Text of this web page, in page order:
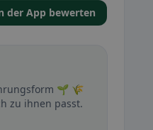
der App bewerten
🌱 🌾
zu ihnen passt.